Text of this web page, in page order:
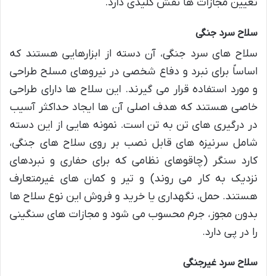
سلاح سرد جنگی
سلاح های سرد جنگی، آن دسته از ابزارهایی هستند که
اساساً برای نبرد و دفاع شخصی در نیروهای مسلح طراحی
و مورد استفاده قرار می گیرند. این سلاح ها دارای طراحی
خاصی هستند که هدف اصلی آن ها ایجاد حداکثر آسیب
در درگیری های تن به تن است. نمونه هایی از این دسته
شامل سرنیزه های قابل نصب بر روی سلاح های جنگی،
کارد سنگر (چاقوهای نظامی که برای حفاری و نبردهای
نزدیک به کار می روند) و تیر و کمان های غیرمتعارف
هستند. حمل، نگهداری یا خرید و فروش این نوع سلاح ها
بدون مجوز، جرم محسوب می شود و مجازات های سنگینی
را در پی دارد.
سلاح سرد غیرجنگی